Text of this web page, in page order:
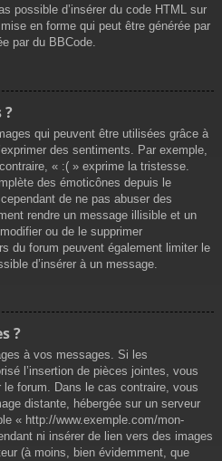
possible d’insérer du code HTML sur
en forme qui peut être générée par
par du BBCode.
?
qui peuvent être utilisées grâce à
des sentiments. Par exemple,
« :( » exprime la tristesse.
des émoticônes depuis le
de ne pas abuser des
rendre un message illisible et un
ou de le supprimer
du forum peuvent également limiter le
d’insérer à un message.
?
à vos messages. Si les
l’insertion de pièces jointes, vous
forum. Dans le cas contraire, vous
distante, hébergée sur un serveur
« http://www.exemple.com/mon-
ni insérer de lien vers des images
(à moins, bien évidemment, que